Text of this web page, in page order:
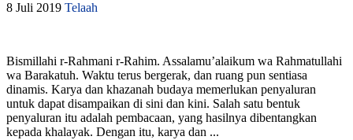
8 Juli 2019 Telaah
Bismillahi r-Rahmani r-Rahim. Assalamu’alaikum wa Rahmatullahi
wa Barakatuh. Waktu terus bergerak, dan ruang pun sentiasa
dinamis. Karya dan khazanah budaya memerlukan penyaluran
untuk dapat disampaikan di sini dan kini. Salah satu bentuk
penyaluran itu adalah pembacaan, yang hasilnya dibentangkan
kepada khalayak. Dengan itu, karya dan ...